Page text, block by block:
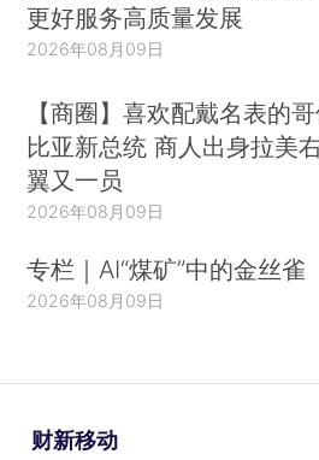
更好服务高质量发展
2026年08月09日
【商圈】喜欢配戴名表的
比亚新总统 商人出身拉美
翼又一员
2026年08月09日
专栏｜AI“煤矿”中的金丝雀
2026年08月09日
财新移动